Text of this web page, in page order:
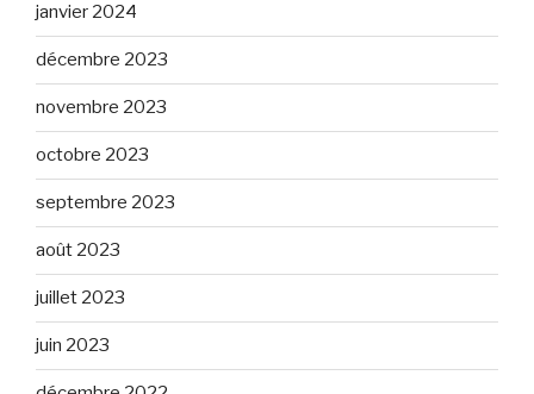
janvier 2024
décembre 2023
novembre 2023
octobre 2023
septembre 2023
août 2023
juillet 2023
juin 2023